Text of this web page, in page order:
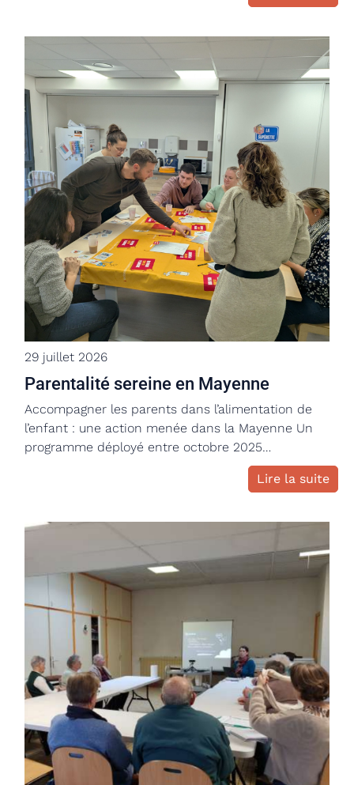
29 juillet 2026
Parentalité sereine en Mayenne
Accompagner les parents dans l’alimentation de
l’enfant : une action menée dans la Mayenne Un
programme déployé entre octobre 2025…
Lire la suite